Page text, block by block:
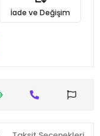
İade ve Değişim